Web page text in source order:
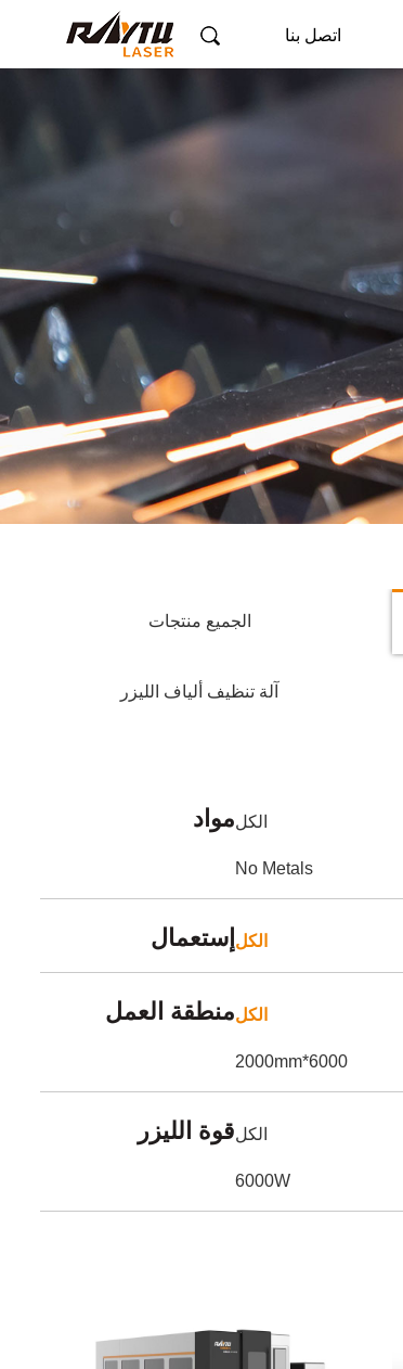
اتصل بنا
الجميع منتجات
آلة تنظيف ألياف الليزر
موادالكل
No Metals
إستعمال الكل
منطقة العملالكل
6000*2000mm
قوة الليزرالكل
6000W